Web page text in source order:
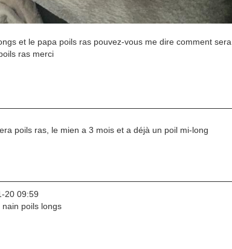
et le papa poils ras pouvez-vous me dire comment
ras merci
poils ras, le mien a 3 mois et a déjà un poil mi-long
20 09:59
poils longs